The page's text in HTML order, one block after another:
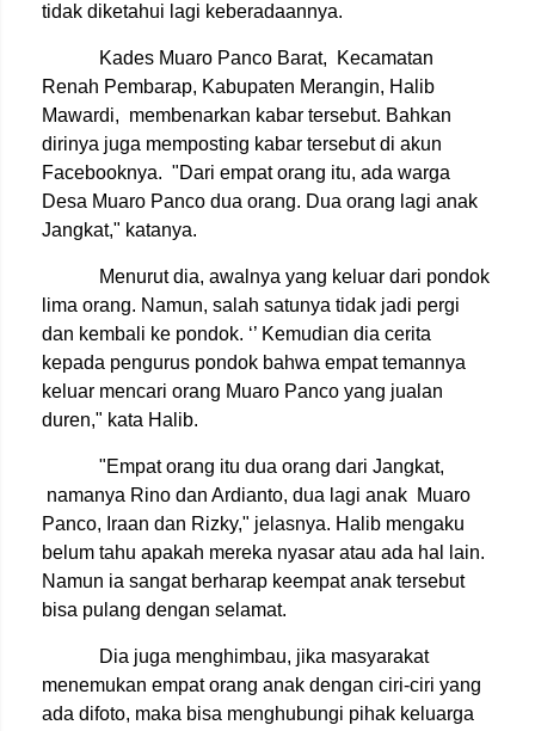
tidak diketahui lagi keberadaannya.
Kades Muaro Panco Barat, Kecamatan
Renah Pembarap, Kabupaten Merangin, Halib
Mawardi, membenarkan kabar tersebut. Bahkan
dirinya juga memposting kabar tersebut di akun
Facebooknya. "Dari empat orang itu, ada warga
Desa Muaro Panco dua orang. Dua orang lagi anak
Jangkat," katanya.
Menurut dia, awalnya yang keluar dari pondok
lima orang. Namun, salah satunya tidak jadi pergi
dan kembali ke pondok. ‘’ Kemudian dia cerita
kepada pengurus pondok bahwa empat temannya
keluar mencari orang Muaro Panco yang jualan
duren," kata Halib.
"Empat orang itu dua orang dari Jangkat,
namanya Rino dan Ardianto, dua lagi anak Muaro
Panco, Iraan dan Rizky," jelasnya. Halib mengaku
belum tahu apakah mereka nyasar atau ada hal lain.
Namun ia sangat berharap keempat anak tersebut
bisa pulang dengan selamat.
Dia juga menghimbau, jika masyarakat
menemukan empat orang anak dengan ciri-ciri yang
ada difoto, maka bisa menghubungi pihak keluarga